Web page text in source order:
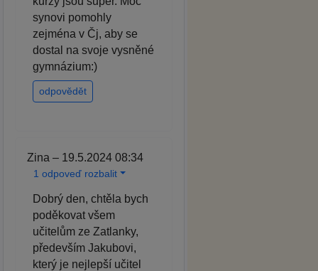
synovi pomohly
zejména v Čj, aby se
dostal na svoje vysněné
gymnázium:)
odpovědět
Zina – 19.5.2024 08:34
1 odpoveď rozbalit
Dobrý den, chtěla bych
poděkovat všem
učitelům ze Zatlanky,
především Jakubovi,
který je nejlepší učitel